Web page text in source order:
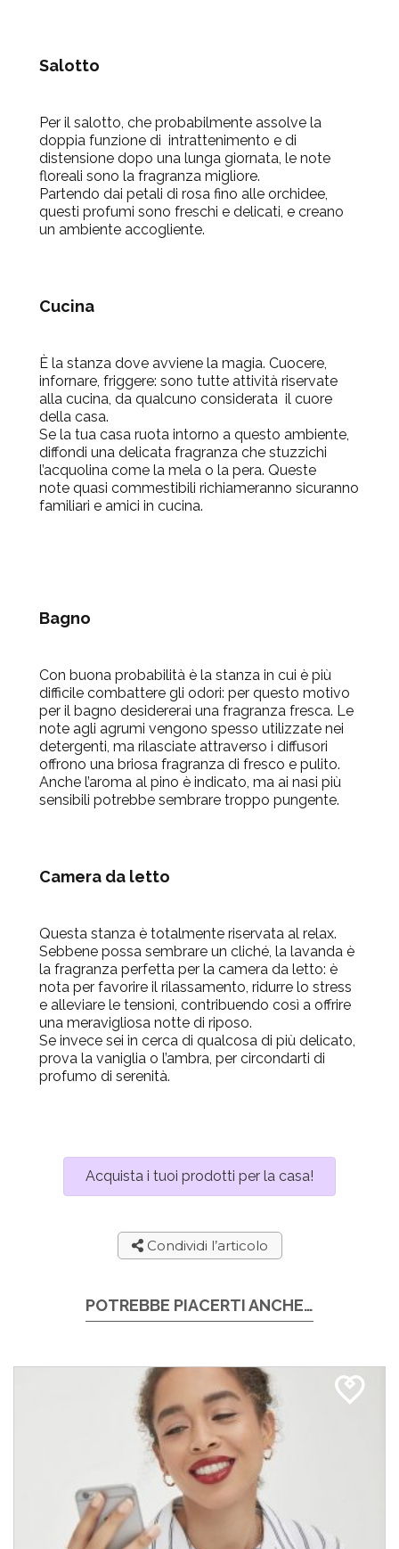
Salotto
Per il salotto, che probabilmente assolve la
doppia funzione di intrattenimento e di
distensione dopo una lunga giornata, le note
floreali sono la fragranza migliore.
Partendo dai petali di rosa fino alle orchidee,
questi profumi sono freschi e delicati, e creano
un ambiente accogliente.
Cucina
È la stanza dove avviene la magia. Cuocere,
infornare, friggere: sono tutte attività riservate
alla cucina, da qualcuno considerata il cuore
della casa.
Se la tua casa ruota intorno a questo ambiente,
diffondi una delicata fragranza che stuzzichi
l’acquolina come la mela o la pera. Queste
note quasi commestibili richiameranno sicuranno
familiari e amici in cucina.
Bagno
Con buona probabilità è la stanza in cui è più
difficile combattere gli odori: per questo motivo
per il bagno desidererai una fragranza fresca. Le
note agli agrumi vengono spesso utilizzate nei
detergenti, ma rilasciate attraverso i diffusori
offrono una briosa fragranza di fresco e pulito.
Anche l’aroma al pino è indicato, ma ai nasi più
sensibili potrebbe sembrare troppo pungente.
Camera da letto
Questa stanza è totalmente riservata al relax.
Sebbene possa sembrare un cliché, la lavanda è
la fragranza perfetta per la camera da letto: è
nota per favorire il rilassamento, ridurre lo stress
e alleviare le tensioni, contribuendo così a offrire
una meravigliosa notte di riposo.
Se invece sei in cerca di qualcosa di più delicato,
prova la vaniglia o l’ambra, per circondarti di
profumo di serenità.
Acquista i tuoi prodotti per la casa!
Condividi l’articolo
POTREBBE PIACERTI ANCHE…